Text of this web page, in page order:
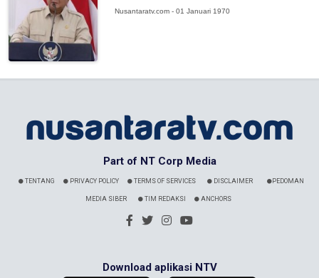
Nusantaratv.com - 01 Januari 1970
Part of NT Corp Media
TENTANG PRIVACY POLICY TERMS OF SERVICES DISCLAIMER PEDOMAN
MEDIA SIBER TIM REDAKSI ANCHORS
Download aplikasi NTV